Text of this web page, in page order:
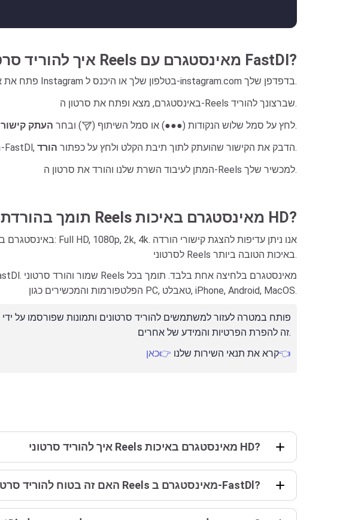
איך להוריד סרטוני Reels מאינסטגרם עם FastDl?
פתח את אפליקציית Instagram בטלפון שלך או היכנס ל-instagram.com בדפדפן שלך.
באינסטגרם, מצא ופתח את סרטון ה-Reels שברצונך להוריד.
לחץ על סמל שלוש הנקודות (●●●) או סמל השיתוף (
) ובחר העתק קישור
.
חזור ל-FastDl, הדבק את הקישור שהועתק לתוך תיבת הקלט ולחץ על כפתור הורד
.
המתן לעיבוד השרת שלנו והורד את סרטון ה-Reels למכשיר שלך.
האם FastDl תומך בהורדת Reels מאינסטגרם באיכות HD?
לסרטוני Reels באיכות הטובה ביותר.
הפלטפורמות והמכשירים כגון PC, טאבלט, iPhone, Android, MacOS.
זה להפרת הפרטיות והמידע של אחרים.
קרא את תנאי השירות שלנו👉כאן👈
איך להוריד סרטוני Reels מאינסטגרם באיכות HD?
האם זה בטוח להוריד סרטוני Reels מאינסטגרם ב-FastDl?